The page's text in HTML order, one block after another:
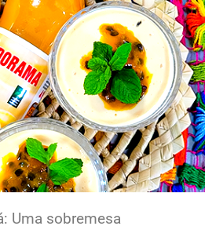
Uma sobremesa